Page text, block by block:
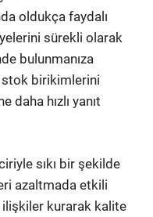
oldukça faydalı
sürekli olarak
bulunmanıza
stok birikimlerini
hızlı yanıt
sıkı bir şekilde
azaltmada etkili
ilişkiler kurarak kalite